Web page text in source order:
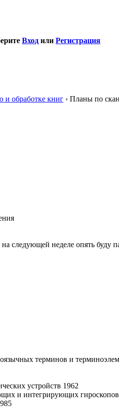
Вход или Регистрация
обработке книг › Планы по
следующей неделе опять буду
терминов и
устройств 1962
и интегрирующих гироскопов